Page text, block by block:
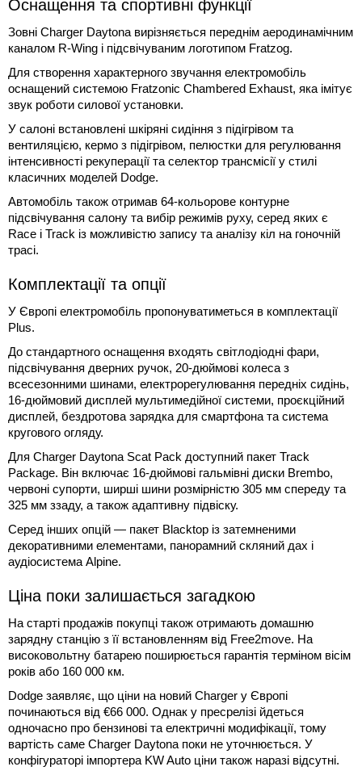
Оснащення та спортивні функції
Зовні Charger Daytona вирізняється переднім аеродинамічним
каналом R-Wing і підсвічуваним логотипом Fratzog.
Для створення характерного звучання електромобіль
оснащений системою Fratzonic Chambered Exhaust, яка імітує
звук роботи силової установки.
У салоні встановлені шкіряні сидіння з підігрівом та
вентиляцією, кермо з підігрівом, пелюстки для регулювання
інтенсивності рекуперації та селектор трансмісії у стилі
класичних моделей Dodge.
Автомобіль також отримав 64-кольорове контурне
підсвічування салону та вибір режимів руху, серед яких є
Race і Track із можливістю запису та аналізу кіл на гоночній
трасі.
Комплектації та опції
У Європі електромобіль пропонуватиметься в комплектації
Plus.
До стандартного оснащення входять світлодіодні фари,
підсвічування дверних ручок, 20-дюймові колеса з
всесезонними шинами, електрорегулювання передніх сидінь,
16-дюймовий дисплей мультимедійної системи, проєкційний
дисплей, бездротова зарядка для смартфона та система
кругового огляду.
Для Charger Daytona Scat Pack доступний пакет Track
Package. Він включає 16-дюймові гальмівні диски Brembo,
червоні супорти, ширші шини розмірністю 305 мм спереду та
325 мм ззаду, а також адаптивну підвіску.
Серед інших опцій — пакет Blacktop із затемненими
декоративними елементами, панорамний скляний дах і
аудіосистема Alpine.
Ціна поки залишається загадкою
На старті продажів покупці також отримають домашню
зарядну станцію з її встановленням від Free2move. На
високовольтну батарею поширюється гарантія терміном вісім
років або 160 000 км.
Dodge заявляє, що ціни на новий Charger у Європі
починаються від €66 000. Однак у пресрелізі йдеться
одночасно про бензинові та електричні модифікації, тому
вартість саме Charger Daytona поки не уточнюється. У
конфігураторі імпортера KW Auto ціни також наразі відсутні.